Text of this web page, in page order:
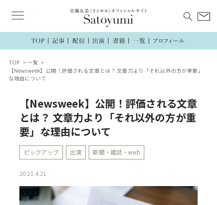
TOP
一覧
【Newsweek】公開！評価される文章とは？ 文章力より「それ以外の方が重要」
な理由について
【Newsweek】公開！評価される文章
とは？ 文章力より「それ以外の方が重
要」な理由について
ピックアップ 出演 新聞・雑誌・web
2023.4.21